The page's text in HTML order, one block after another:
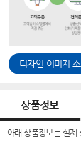
디자인 이미지
상품정보
아래 상품정보는 실제